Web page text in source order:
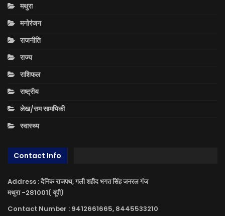
मथुरा
मनोरंजन
राजनीति
राज्य
राशिफल
राष्ट्रीय
लेख/सम सामयिकी
स्वास्थ्य
Contact Info
Address : दैनिक राजपथ, गली शहीद भगत सिंह जनरल गंज
मथुरा -281001( यूपी)
Contact Number : 9412661665, 8445533210